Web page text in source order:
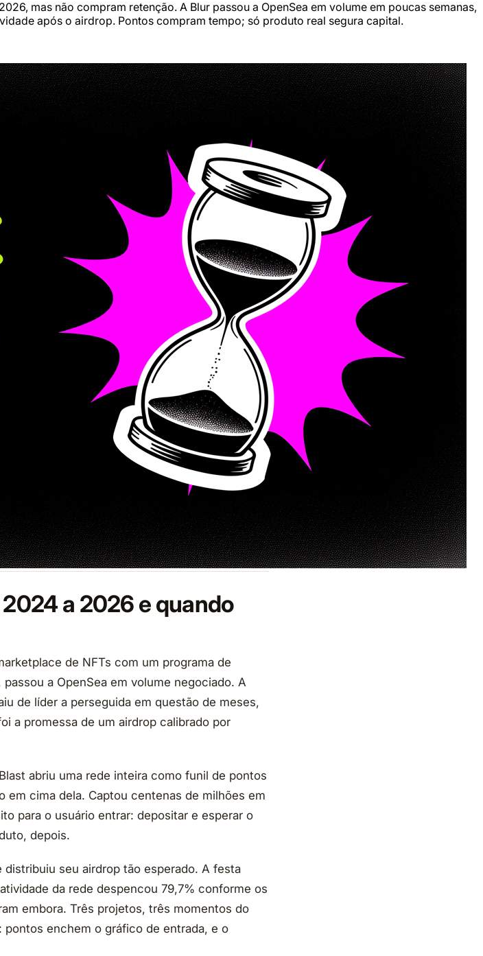
mas não compram retenção. A Blur passou a OpenSea em volume em poucas semanas,
após o airdrop. Pontos compram tempo; só produto real segura capital.
a 2026 e quando
de NFTs com um programa de
a OpenSea em volume negociado. A
de líder a perseguida em questão de meses,
a promessa de um airdrop calibrado por
abriu uma rede inteira como funil de pontos
em cima dela. Captou centenas de milhões em
para o usuário entrar: depositar e esperar o
depois.
seu airdrop tão esperado. A festa
da rede despencou 79,7% conforme os
embora. Três projetos, três momentos do
enchem o gráfico de entrada, e o